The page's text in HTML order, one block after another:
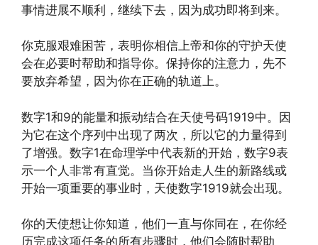
事情进展不顺利，继续下去，因为成功即将到来。
你克服艰难困苦，表明你相信上帝和你的守护天使
会在必要时帮助和指导你。保持你的注意力，先不
要放弃希望，因为你在正确的轨道上。
数字1和9的能量和振动结合在天使号码1919中。因
为它在这个序列中出现了两次，所以它的力量得到
了增强。数字1在命理学中代表新的开始，数字9表
示一个人非常有直觉。当你开始走人生的新路线或
开始一项重要的事业时，天使数字1919就会出现。
你的天使想让你知道，他们一直与你同在，在你经
历完成这项任务的所有步骤时，他们会随时帮助